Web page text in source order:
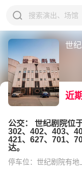
世
近
公交： 世纪剧院位
302、402、403、
421、627、701、
达。
停车位：世纪剧院有地